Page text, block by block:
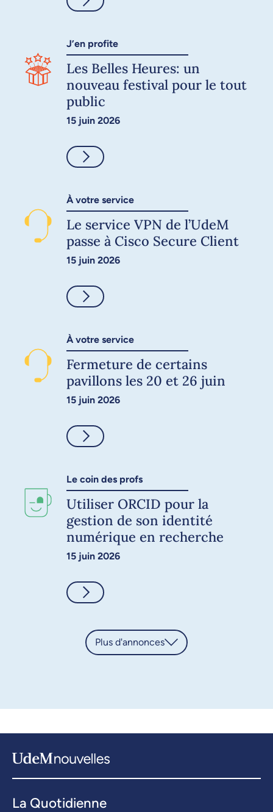
J’en profite
Les Belles Heures: un
nouveau festival pour le tout
public
15 juin 2026
Consulter
À votre service
Le service VPN de l’UdeM
passe à Cisco Secure Client
15 juin 2026
Consulter
À votre service
Fermeture de certains
pavillons les 20 et 26 juin
15 juin 2026
Consulter
Le coin des profs
Utiliser ORCID pour la
gestion de son identité
numérique en recherche
15 juin 2026
Consulter
Plus d'annonces
La Quotidienne